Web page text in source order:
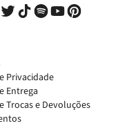
Privacidade
Entrega
Trocas e Devoluções